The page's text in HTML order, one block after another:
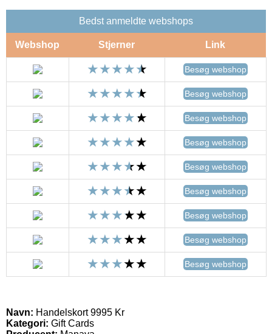
Bedst anmeldte webshops
Webshop Stjerner Link
Besøg webshop
Besøg webshop
Besøg webshop
Besøg webshop
Besøg webshop
Besøg webshop
Besøg webshop
Besøg webshop
Besøg webshop
Navn: Handelskort 9995 Kr
Kategori: Gift Cards